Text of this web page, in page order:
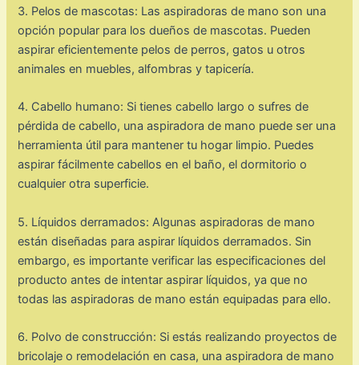
3. Pelos de mascotas: Las aspiradoras de mano son una
opción popular para los dueños de mascotas. Pueden
aspirar eficientemente pelos de perros, gatos u otros
animales en muebles, alfombras y tapicería.
4. Cabello humano: Si tienes cabello largo o sufres de
pérdida de cabello, una aspiradora de mano puede ser una
herramienta útil para mantener tu hogar limpio. Puedes
aspirar fácilmente cabellos en el baño, el dormitorio o
cualquier otra superficie.
5. Líquidos derramados: Algunas aspiradoras de mano
están diseñadas para aspirar líquidos derramados. Sin
embargo, es importante verificar las especificaciones del
producto antes de intentar aspirar líquidos, ya que no
todas las aspiradoras de mano están equipadas para ello.
6. Polvo de construcción: Si estás realizando proyectos de
bricolaje o remodelación en casa, una aspiradora de mano